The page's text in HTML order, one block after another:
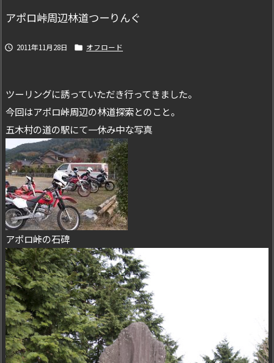
アポロ峠周辺林道つーりんぐ
 2011年11月28日  オフロード
ツーリングに誘っていただき行ってきました。
今回はアポロ峠周辺の林道探索とのこと。
五木村の道の駅にて一休み中な写真
アポロ峠の石碑